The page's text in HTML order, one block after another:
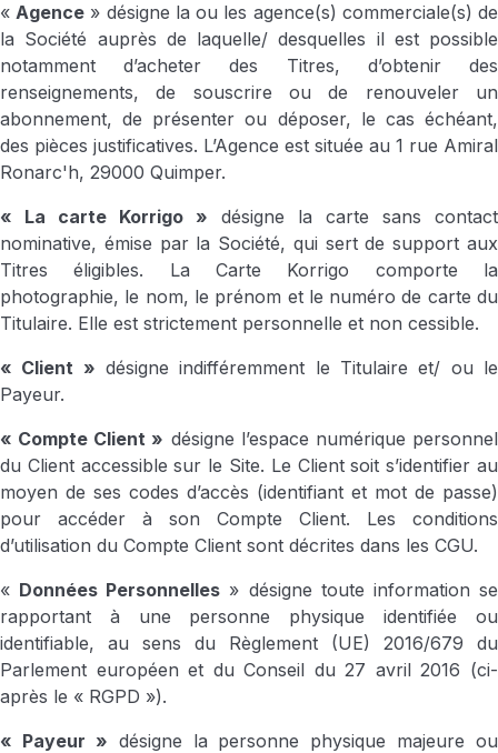
«Agence » désigne la ou les agence(s) commerciale(s) de
la Société auprès de laquelle/ desquelles il est possible
notamment d’acheter des Titres, d’obtenir des
renseignements, de souscrire ou de renouveler un
abonnement, de présenter ou déposer, le cas échéant,
des pièces justificatives. L’Agence est située au 1 rue Amiral
Ronarc'h, 29000 Quimper.
« La carte Korrigo » désigne la carte sans contact
nominative, émise par la Société, qui sert de support aux
Titres éligibles. La Carte Korrigo comporte la
photographie, le nom, le prénom et le numéro de carte du
Titulaire. Elle est strictement personnelle et non cessible.
« Client » désigne indifféremment le Titulaire et/ ou le
Payeur.
« Compte Client » désigne l’espace numérique personnel
du Client accessible sur le Site. Le Client soit s’identifier au
moyen de ses codes d’accès (identifiant et mot de passe)
pour accéder à son Compte Client. Les conditions
d’utilisation du Compte Client sont décrites dans les CGU.
« Données Personnelles » désigne toute information se
rapportant à une personne physique identifiée ou
identifiable, au sens du Règlement (UE) 2016/679 du
Parlement européen et du Conseil du 27 avril 2016 (ci-
après le « RGPD »).
« Payeur » désigne la personne physique majeure ou